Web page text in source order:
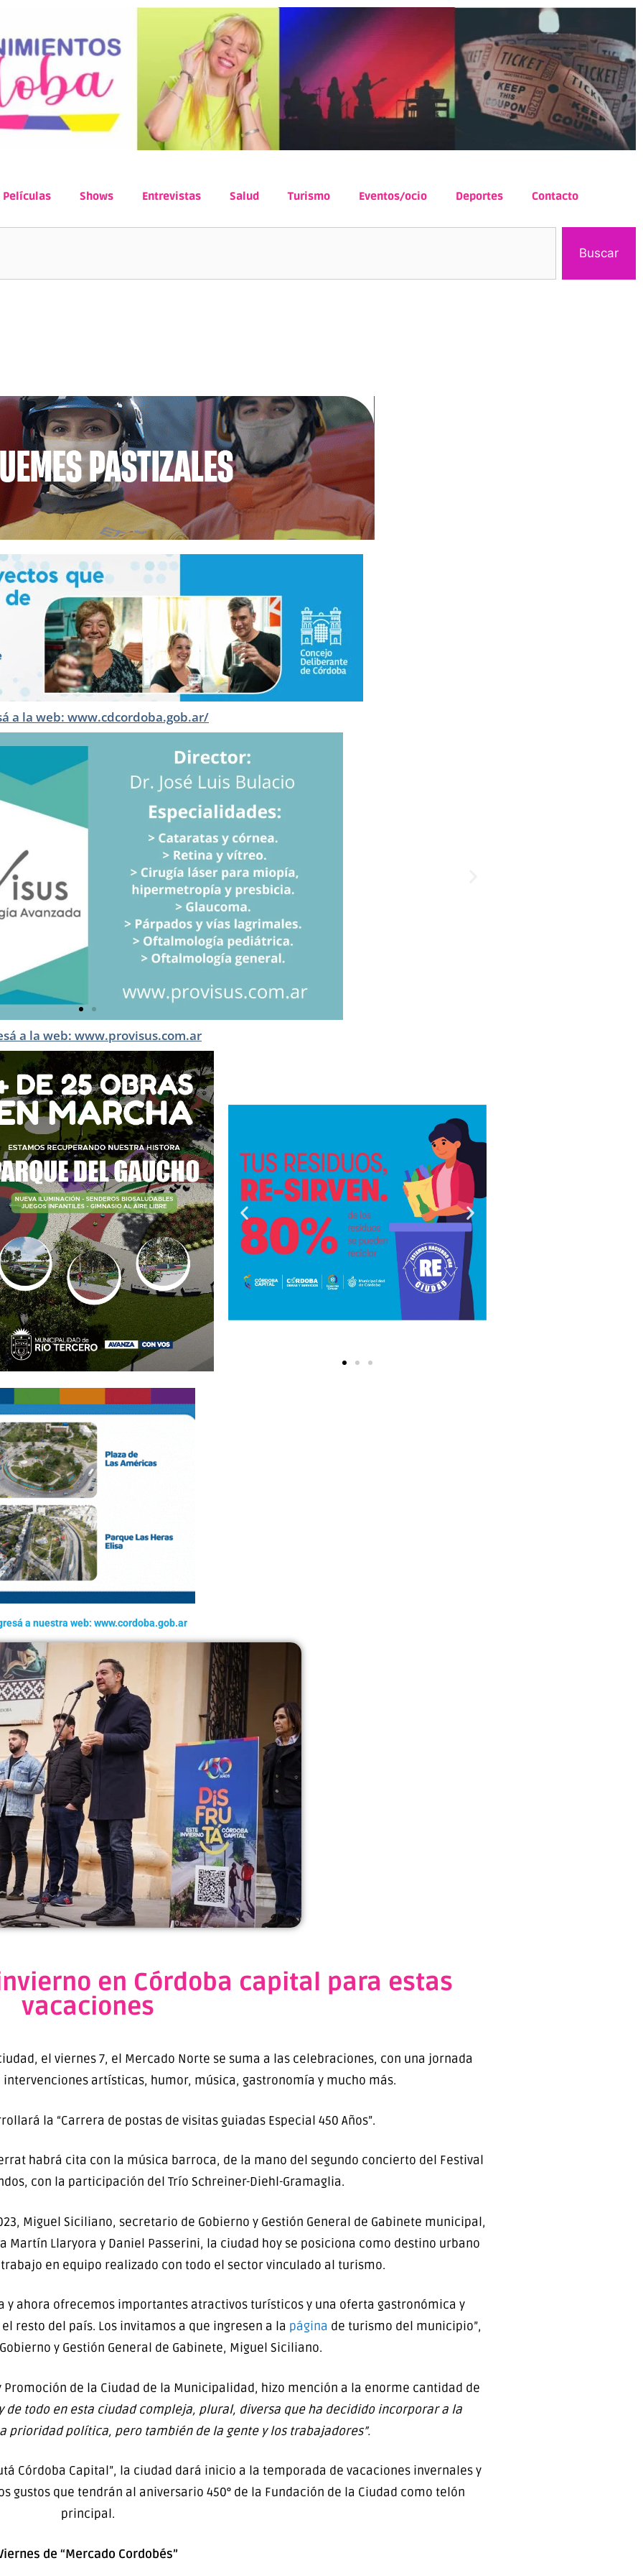
Películas Shows Entrevistas Salud Turismo Eventos/ocio Deportes Contacto
Buscar
a la web: www.cdcordoba.gob.ar/
a la web: www.provisus.com.ar
a nuestra web: www.cordoba.gob.ar
en Córdoba capital para estas
vacaciones
el viernes 7, el Mercado Norte se suma a las celebraciones, con una jornada
artísticas, humor, música, gastronomía y mucho más.
la “Carrera de postas de visitas guiadas Especial 450 Años”.
habrá cita con la música barroca, de la mano del segundo concierto del Festival
con la participación del Trío Schreiner-Diehl-Gramaglia.
Miguel Siciliano, secretario de Gobierno y Gestión General de Gabinete municipal,
Martín Llaryora y Daniel Passerini, la ciudad hoy se posiciona como destino urbano
en equipo realizado con todo el sector vinculado al turismo.
y ahora ofrecemos importantes atractivos turísticos y una oferta gastronómica y
resto del país. Los invitamos a que ingresen a la página de turismo del municipio”,
y Gestión General de Gabinete, Miguel Siciliano.
de la Ciudad de la Municipalidad, hizo mención a la enorme cantidad de
de todo en esta ciudad compleja, plural, diversa que ha decidido incorporar a la
prioridad política, pero también de la gente y los trabajadores”.
Córdoba Capital”, la ciudad dará inicio a la temporada de vacaciones invernales y
gustos que tendrán al aniversario 450° de la Fundación de la Ciudad como telón
principal.
de “Mercado Cordobés”